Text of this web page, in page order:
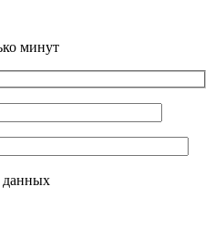
минут
данных